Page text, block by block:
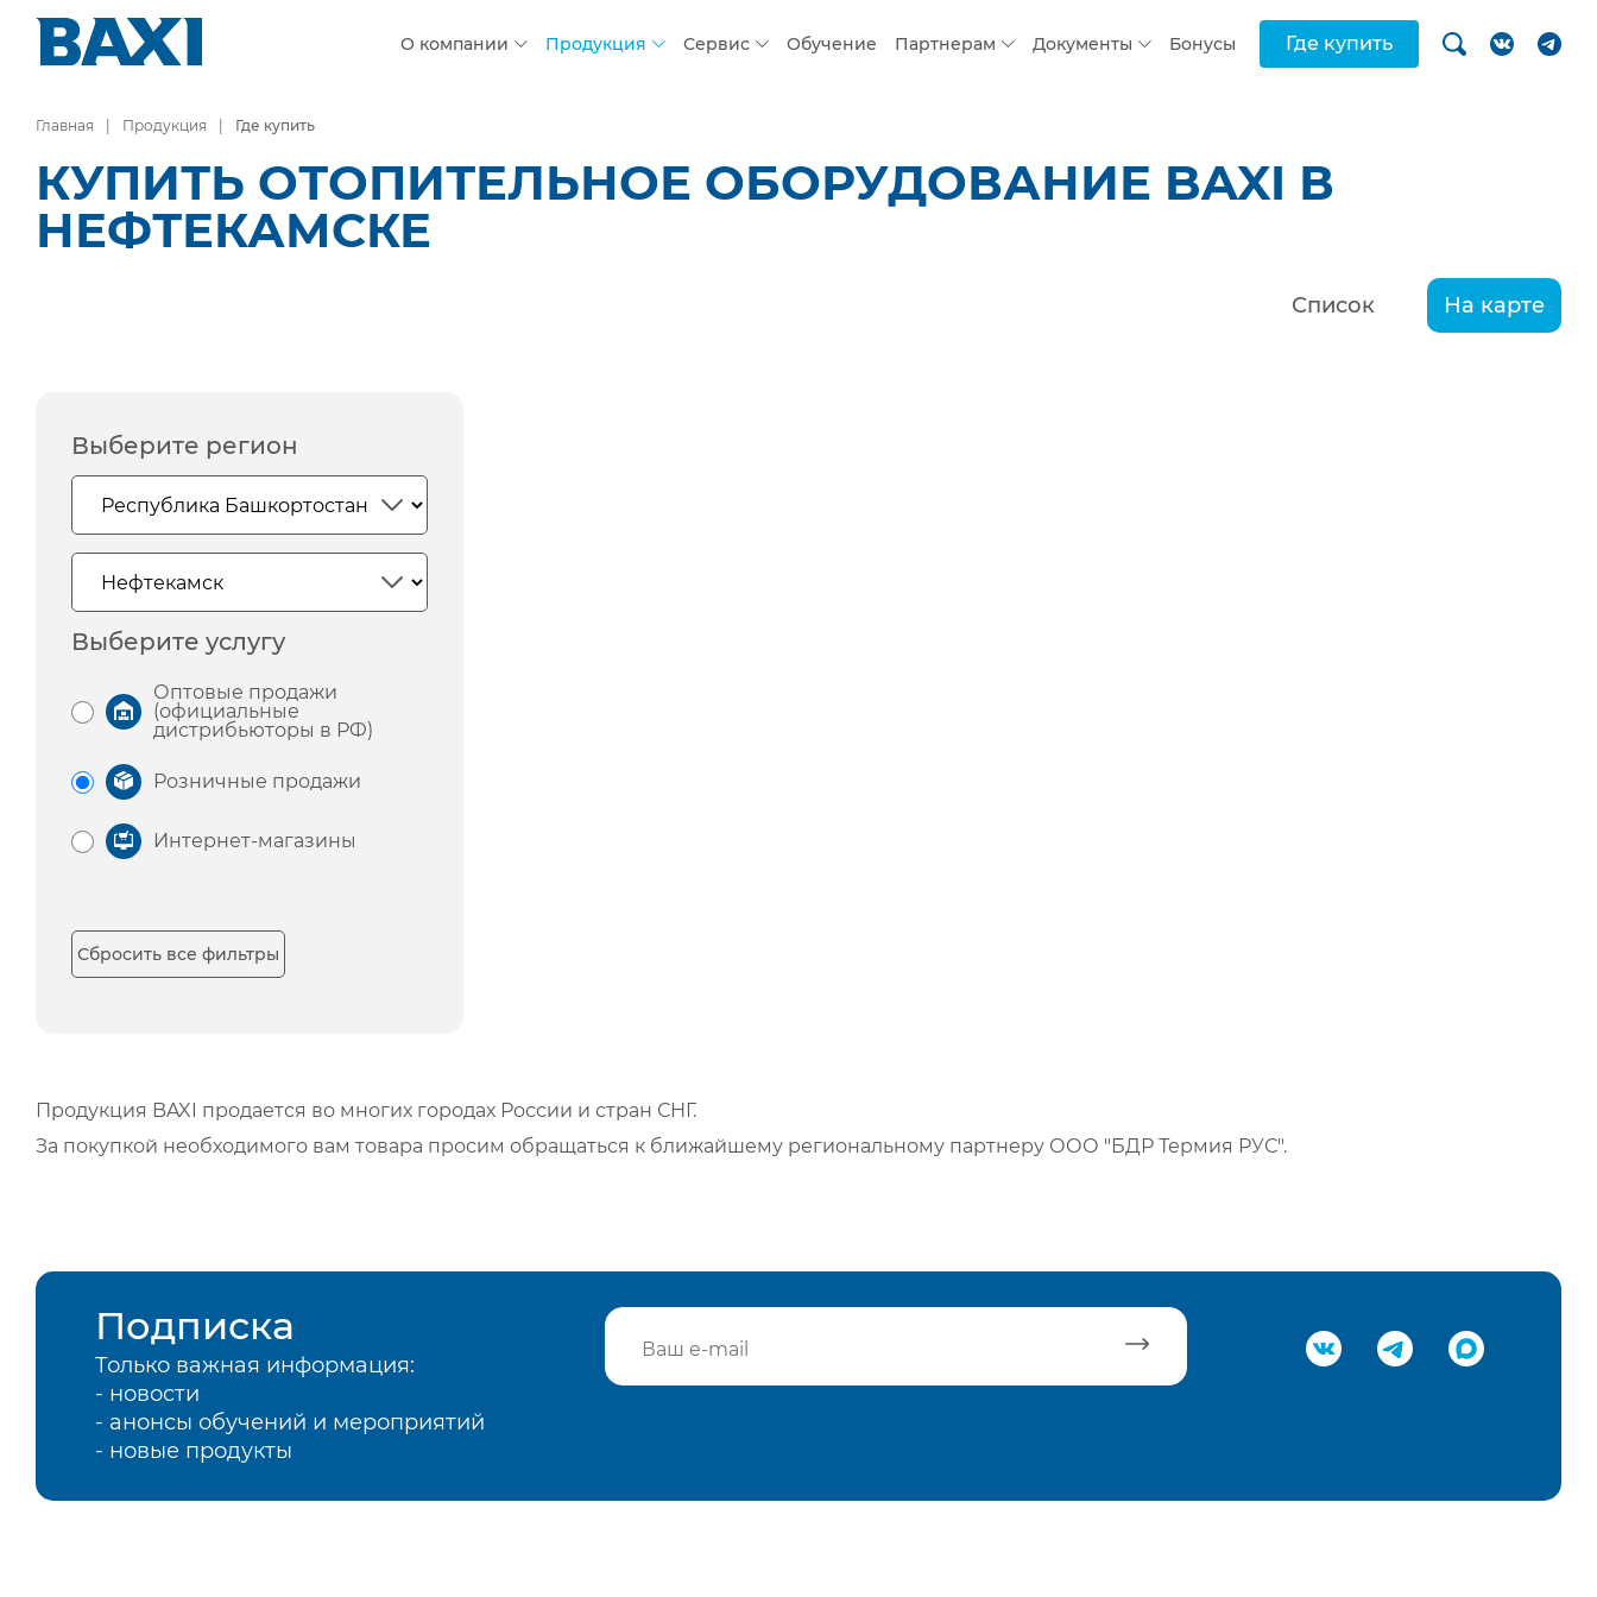
О компании Продукция Сервис Обучение Партнерам Документы Бонусы Где купить
Главная Продукция Где купить
КУПИТЬ ОТОПИТЕЛЬНОЕ ОБОРУДОВАНИЕ BAXI В
НЕФТЕКАМСКЕ
Список На карте
Выберите регион
Выберите услугу
Оптовые продажи
(официальные
дистрибьюторы в РФ)
Розничные продажи
Интернет-магазины
Сбросить все фильтры
Продукция BAXI продается во многих городах России и стран СНГ.
За покупкой необходимого вам товара просим обращаться к ближайшему региональному партнеру ООО "БДР Термия РУС".
Подписка
Только важная информация:
- новости
- анонсы обучений и мероприятий
- новые продукты